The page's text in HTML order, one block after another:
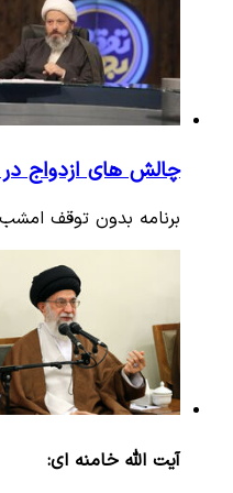
چالش های ازدواج
برنامه بدون توقف
آیت الله خامنه ای: